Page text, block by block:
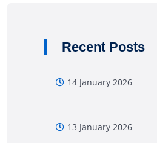
Recent Posts
14 January 2026
13 January 2026